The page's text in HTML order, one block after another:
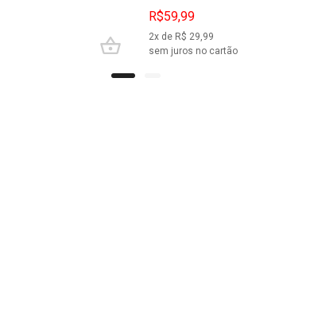
R$59,99
2x de R$ 29,99
sem juros no cartão